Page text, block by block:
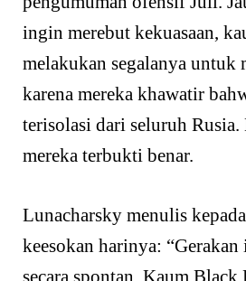
ingin merebut kekuasaan,
melakukan segalanya untuk
karena mereka khawatir
terisolasi dari seluruh
mereka terbukti benar.
Lunacharsky menulis
keesokan harinya:
secara spontan. Kaum Black